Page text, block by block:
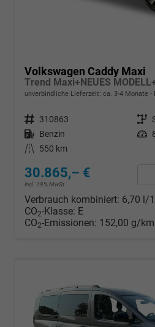
Volkswagen Caddy Maxi
unverbindliche Lieferzeit: ca. 3-4 Monate
Fahrzeugnr. 310863 Getriebe
Kraftstoff Benzin Leistung
Kilometerstand
550 km
30.865,– €
incl. 19% MwSt.
Verbrauch kombiniert: 6,70 l/
CO2-Klasse: E
CO2-Emissionen: 152,00 g/km